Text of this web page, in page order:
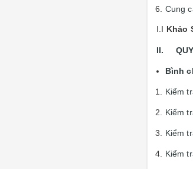
Cung
I.I Khảo
II. QUY
Bình
Kiểm
Kiểm
Kiểm
Kiểm